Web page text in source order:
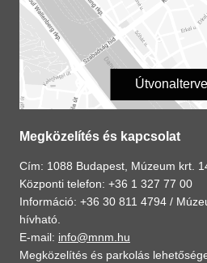
Megközelítés és kapcsolat
Cím: 1088 Budapest, Múzeum krt.
Központi telefon: +36 1 327 77 00
Információ: +36 30 811 4794 /
hívható.
E-mail: info@mnm.hu
Megközelítés és parkolás